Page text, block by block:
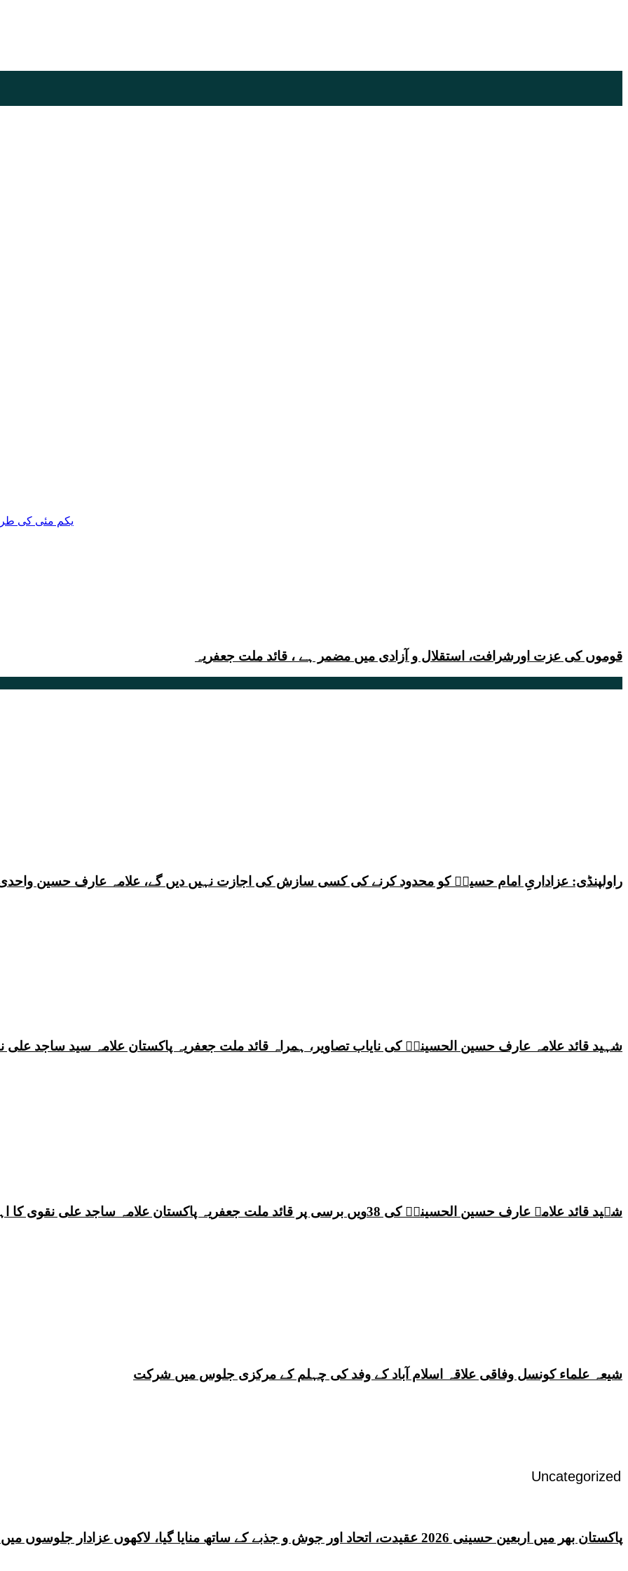
Uncategorized
قوموں کی عزت اورشرافت، استقلال و آزادی میں مضمر ہے ، قائد ملت جعفریہ
راولپنڈی: عزاداریِ امام حسینؑ کو محدود کرنے کی کسی سازش کی اجازت نہیں دیں گے، علامہ عارف حسین
شہید قائد علامہ عارف حسین الحسینیؒ کی نایاب تصاویر، ہمراہ قائد ملت جعفریہ پاکستان علامہ سید ساجد علی
شہید قائد علامہ عارف حسین الحسینیؒ کی 38ویں برسی پر قائد ملت جعفریہ پاکستان علامہ ساجد علی نقوی کا اہم پیغام
شیعہ علماء کونسل وفاقی علاقہ اسلام آباد کے وفد کی چہلم کے مرکزی جلوس میں شرکت
پاکستان بھر میں اربعین حسینی 2026 عقیدت، اتحاد اور جوش و جذبے کے ساتھ منایا گیا، لاکھوں عزادار جلوسوں میں شریک